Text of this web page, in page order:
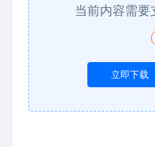
当前内容需要
立即下载